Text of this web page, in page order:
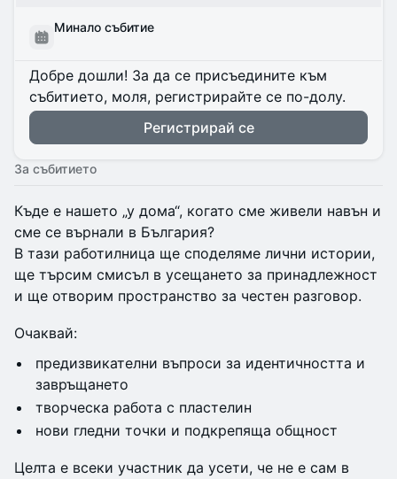
Минало събитие
Добре дошли! За да се присъедините към
събитието, моля, регистрирайте се по-долу.
Регистрирай се
За събитието
Къде е нашето „у дома“, когато сме живели навън и
сме се върнали в България?
В тази работилница ще споделяме лични истории,
ще търсим смисъл в усещането за принадлежност
и ще отворим пространство за честен разговор.
Очаквай:
предизвикателни въпроси за идентичността и
завръщането
творческа работа с пластелин
нови гледни точки и подкрепяща общност
Целта е всеки участник да усети, че не е сам в